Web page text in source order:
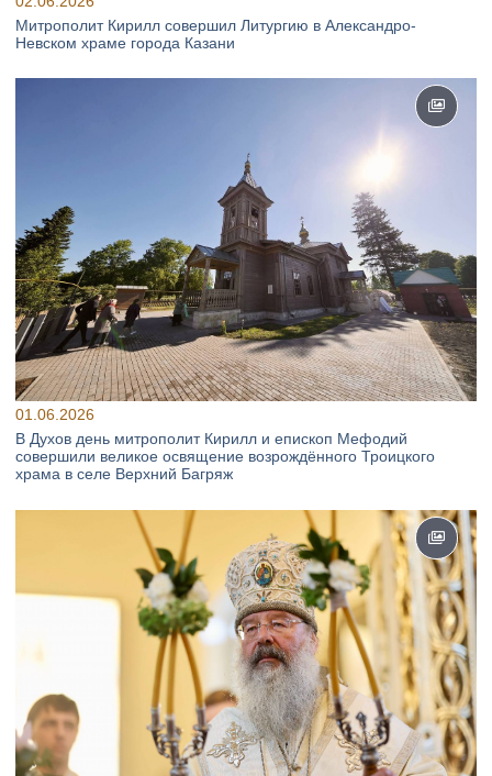
Митрополит Кирилл совершил Литургию в Александро-
Невском храме города Казани
01.06.2026
В Духов день митрополит Кирилл и епископ Мефодий
совершили великое освящение возрождённого Троицкого
храма в селе Верхний Багряж